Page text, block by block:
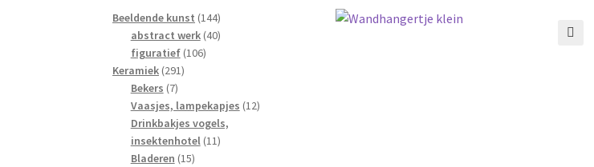
Beeldende kunst 144144
producten
abstract werk 4040
figuratief 106106
Keramiek 291291
Bekers 77
producten
Vaasjes, lampekapjes 1212
Drinkbakjes vogels,
insektenhotel 1111
Bladeren 1515